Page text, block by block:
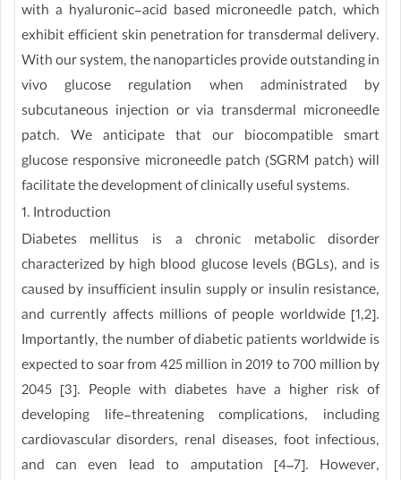
with a hyaluronic-acid based microneedle patch, which
exhibit efficient skin penetration for transdermal delivery.
With our system, the nanoparticles provide outstanding in
vivo glucose regulation when administrated by
subcutaneous injection or via transdermal microneedle
patch. We anticipate that our biocompatible smart
glucose responsive microneedle patch (SGRM patch) will
facilitate the development of clinically useful systems.
1. Introduction
Diabetes mellitus is a chronic metabolic disorder
characterized by high blood glucose levels (BGLs), and is
caused by insufficient insulin supply or insulin resistance,
and currently affects millions of people worldwide [1,2].
Importantly, the number of diabetic patients worldwide is
expected to soar from 425 million in 2019 to 700 million by
2045 [3]. People with diabetes have a higher risk of
developing life-threatening complications, including
cardiovascular disorders, renal diseases, foot infectious,
and can even lead to amputation [4–7]. However,